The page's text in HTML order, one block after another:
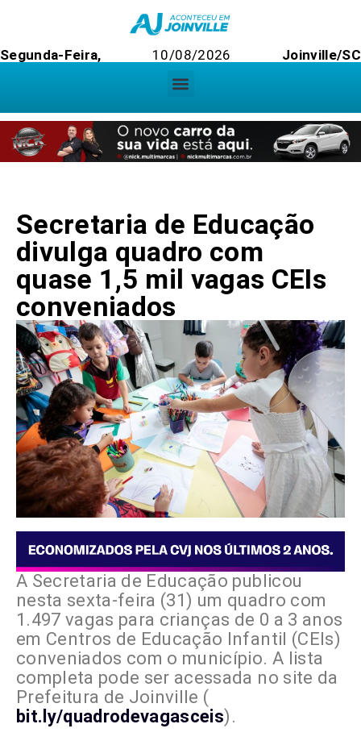
Segunda-Feira, 10/08/2026 Joinville/SC
Secretaria de Educação
divulga quadro com
quase 1,5 mil vagas CEIs
conveniados
A Secretaria de Educação publicou
nesta sexta-feira (31) um quadro com
1.497 vagas para crianças de 0 a 3 anos
em Centros de Educação Infantil (CEIs)
conveniados com o município. A lista
completa pode ser acessada no site da
Prefeitura de Joinville (
bit.ly/quadrodevagasceis).